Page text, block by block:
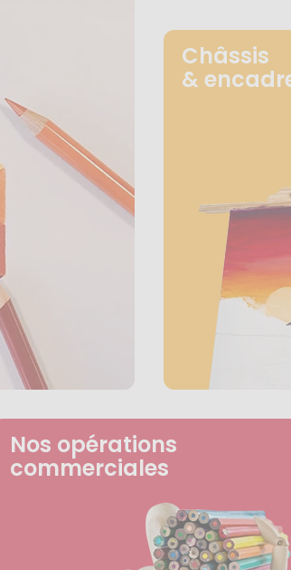
Châssis
&
Nos opérations
commerciales